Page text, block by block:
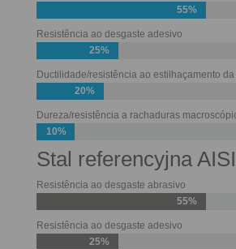
55%
Resistência ao desgaste adesivo
25%
Ductilidade/resistência ao estilhaçamento da
20%
Dureza/resistência a rachaduras
10%
Stal referencyjna
Resistência ao desgaste abrasivo
55%
Resistência ao desgaste adesivo
25%